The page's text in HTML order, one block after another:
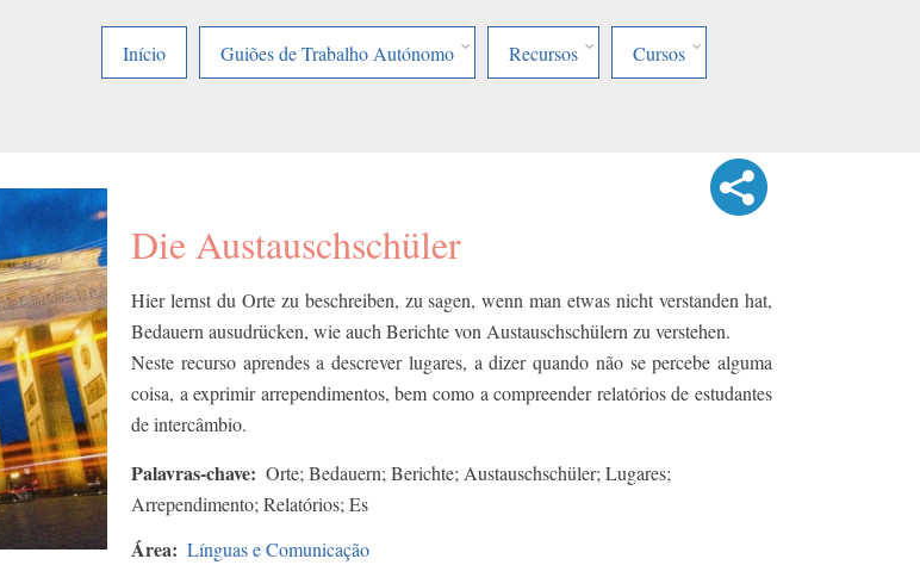
Início
Guiões de Trabalho Autónomo Recursos Cursos
Die Austauschschüler
Hier lernst du Orte zu beschreiben, zu sagen, wenn man etwas nicht verstanden hat,
Bedauern ausudrücken, wie auch Berichte von Austauschschülern zu verstehen.
Neste recurso aprendes a descrever lugares, a dizer quando não se percebe alguma
coisa, a exprimir arrependimentos, bem como a compreender relatórios de estudantes
de intercâmbio.
Palavras-chave
Orte; Bedauern; Berichte; Austauschschüler; Lugares;
Arrependimento; Relatórios; Es
Área Línguas e Comunicação